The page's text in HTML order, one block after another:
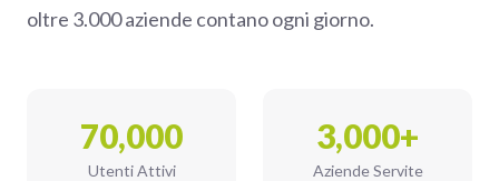
oltre 3.000 aziende contano ogni giorno.
70,000
Utenti Attivi
3,000+
Aziende Servite